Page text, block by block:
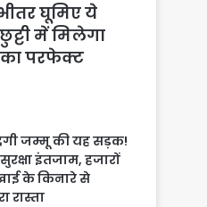
घूमिए ये
में मिलेगा
परफेक्ट
जम्मू की यह सड़क!
इंतजाम, हजारों
के किनारे से
रास्ता